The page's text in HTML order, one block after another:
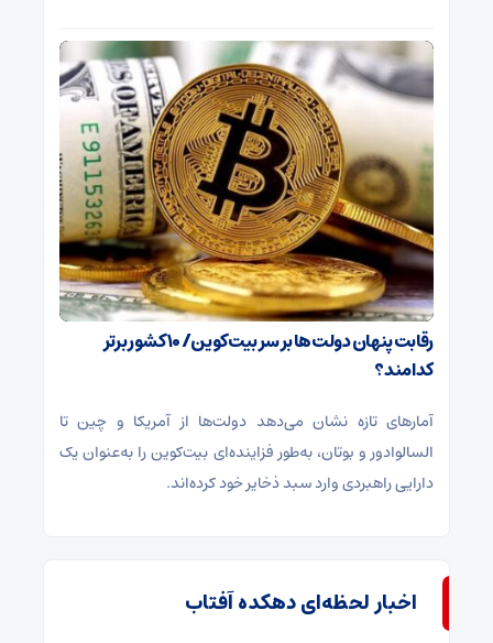
رقابت پنهان دولت‌ها بر سر بیت‌کوین/ ۱۰ کشور برتر
کدامند؟
آمارهای تازه نشان می‌دهد دولت‌ها از آمریکا و چین تا
السالوادور و بوتان، به‌طور فزاینده‌ای بیت‌کوین را به‌عنوان یک
دارایی راهبردی وارد سبد ذخایر خود کرده‌اند.
اخبار لحظه‌ای دهکده آفتاب